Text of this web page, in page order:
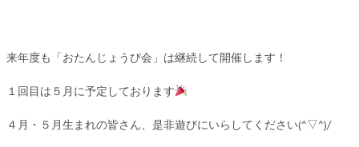
来年度も「おたんじょうび会」は継続して開催します！
１回目は５月に予定しております
４月・５月生まれの皆さん、是非遊びにいらしてください(^▽^)/